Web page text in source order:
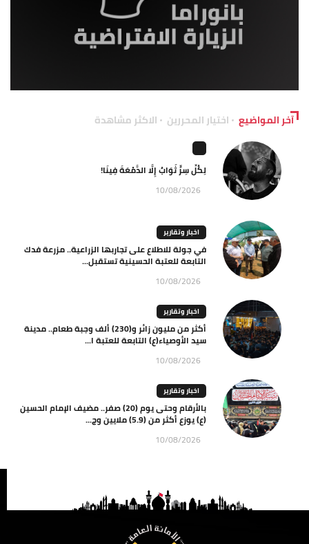
آخر المواضيع اختيار المحررين الاكثر مشاهدة
لِكُلِّ سِرٍّ ثَوَابٌ إِلَّا الدَّمْعَةَ فِينَا!
10/08/2026
اخبار وتقارير
في جولة للاطلاع على تجاربها الزراعية.. مزرعة فدك
التابعة للعتبة الحسينية تستقبل...
10/08/2026
اخبار وتقارير
أكثر من مليون زائر و(230) ألف وجبة طعام.. مدينة
سيد الأوصياء(ع) التابعة للعتبة ا...
10/08/2026
اخبار وتقارير
بالأرقام وحتى يوم (20) صفر.. مضيف الإمام الحسين
(ع) يوزع أكثر من (5.9) ملايين وج...
10/08/2026